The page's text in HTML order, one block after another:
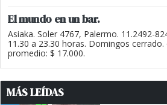
El mundo en un bar.
Asiaka. Soler 4767, Palermo. 11.2492-
11.30 a 23.30 horas. Domingos
promedio: $ 17.000.
MÁS LEÍDAS